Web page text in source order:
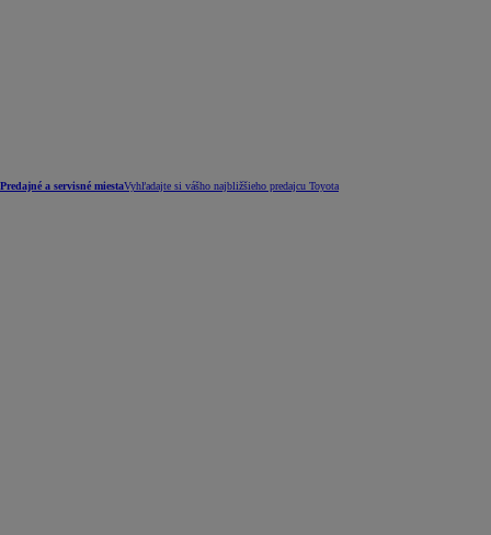
Predajné a servisné miestaVyhľadajte si vášho najbližšieho predajcu Toyota